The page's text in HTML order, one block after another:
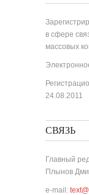
в сфере
массовых
24.08.2011
СВЯЗЬ
Главный
Плынов
e-mail: